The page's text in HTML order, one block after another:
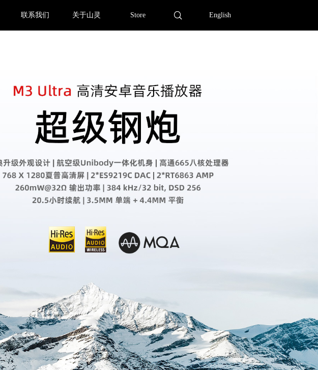
联系我们 关于山灵 Store English